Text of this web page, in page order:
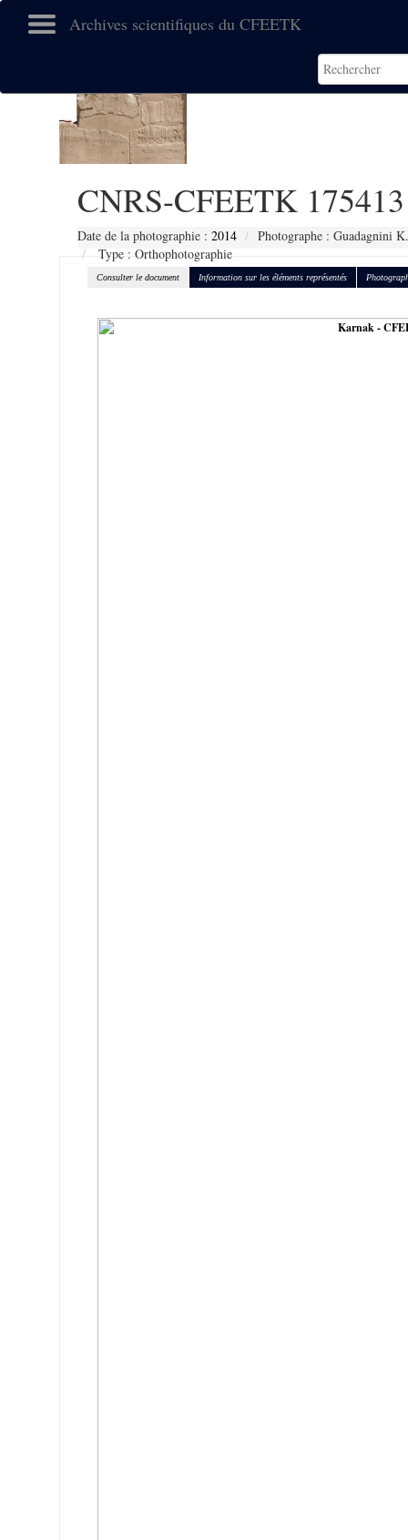
Archives scientifiques du CFEETK
CNRS-CFEETK 175413
Date de la photographie : 2014
Photographe : Guadagnini K.
Type : Orthophotographie
Consulter le document Information sur les éléments représentés